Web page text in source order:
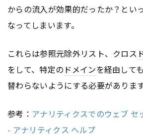
からの流入が効果的だったか？とい
なってしまいます。
これらは参照元除外リスト、クロス
をして、特定の ドメインを経由しても
替わらないようにする必要があります
参考： アナリティクスでのウェブ セ
- アナリティクス ヘルプ